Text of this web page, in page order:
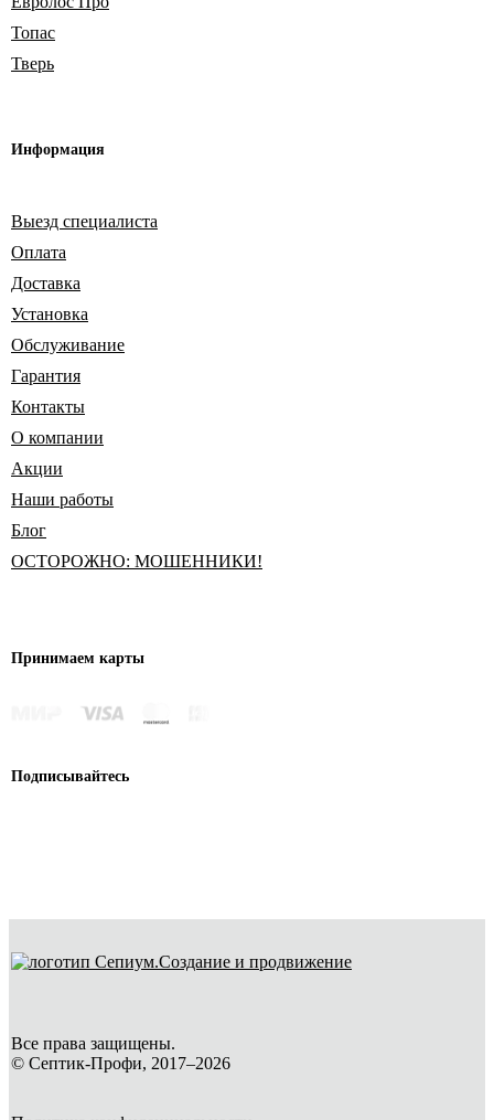
Топас
Тверь
Информация
Выезд специалиста
Оплата
Доставка
Установка
Обслуживание
Гарантия
Контакты
О компании
Акции
Наши работы
Блог
ОСТОРОЖНО: МОШЕННИКИ!
Принимаем карты
Подписывайтесь
Все права защищены.
© Септик-Профи, 2017–2026
Создание и продвижение